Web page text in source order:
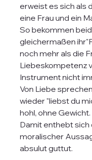
erweist es sich als
eine Frau und ein
So bekommen
gleichermaßen
noch mehr als die
Liebeskompetenz
Instrument nicht
Von Liebe
wieder "liebst du
hohl, ohne
Damit enthebt sich
moralischer
absulut guttut.